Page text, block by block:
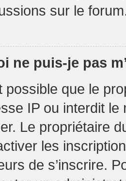
sur le
ne puis-je pas
possible que le
IP ou interdit le
Le propriétaire
les
de s’inscrire.